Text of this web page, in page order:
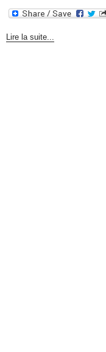
Lire la suite...